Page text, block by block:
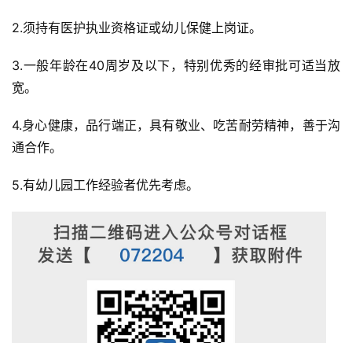
2.须持有医护执业资格证或幼儿保健上岗证。
3.一般年龄在40周岁及以下，特别优秀的经审批可适当放
宽。
4.身心健康，品行端正，具有敬业、吃苦耐劳精神，善于沟
通合作。
5.有幼儿园工作经验者优先考虑。